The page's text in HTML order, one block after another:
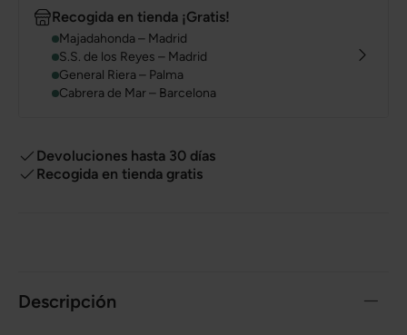
Recogida en tienda ¡Gratis!
Majadahonda – Madrid
S.S. de los Reyes – Madrid
General Riera – Palma
Cabrera de Mar – Barcelona
Devoluciones hasta 30 días
Recogida en tienda gratis
Descripción